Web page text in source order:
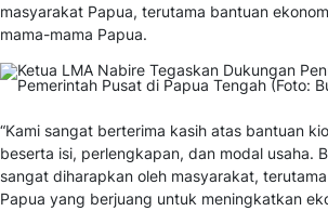
masyarakat Papua, terutama bantuan
mama-mama Papua.
“Kami sangat berterima kasih atas bantuan
beserta isi, perlengkapan, dan modal usaha.
sangat diharapkan oleh masyarakat,
Papua yang berjuang untuk meningkatkan